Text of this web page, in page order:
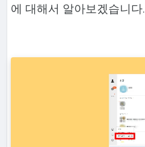
에 대해서 알아보겠습니다.